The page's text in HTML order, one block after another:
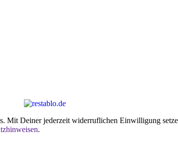
Mit Deiner jederzeit widerruflichen Einwilligung
.